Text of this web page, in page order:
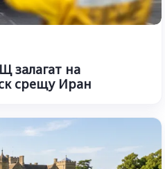
залагат на
срещу Иран